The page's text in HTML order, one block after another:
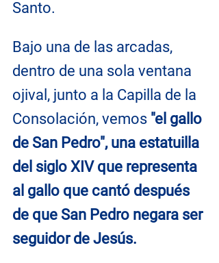
Santo.
Bajo una de las arcadas,
dentro de una sola ventana
ojival, junto a la Capilla de la
Consolación, vemos "el gallo
de San Pedro", una estatuilla
del siglo XIV que representa
al gallo que cantó después
de que San Pedro negara ser
seguidor de Jesús.